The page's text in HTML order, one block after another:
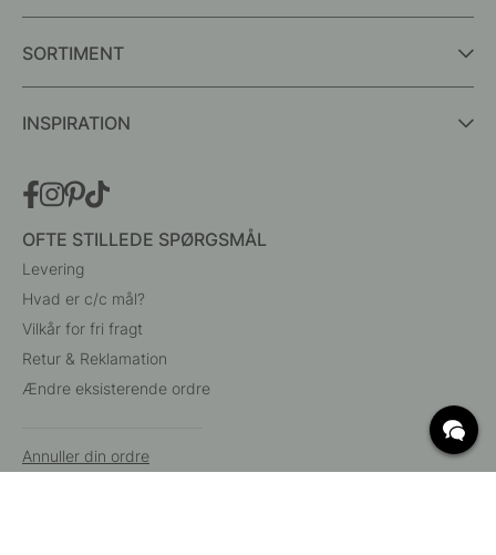
SORTIMENT
INSPIRATION
OFTE STILLEDE SPØRGSMÅL
Levering
Hvad er c/c mål?
Vilkår for fri fragt
Retur & Reklamation
Ændre eksisterende ordre
Annuller din ordre